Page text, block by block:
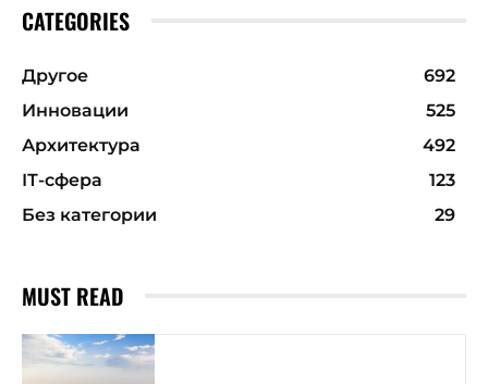
CATEGORIES
Другое
692
Инновации
525
Архитектура
492
ІТ-сфера
123
Без категории
29
MUST READ